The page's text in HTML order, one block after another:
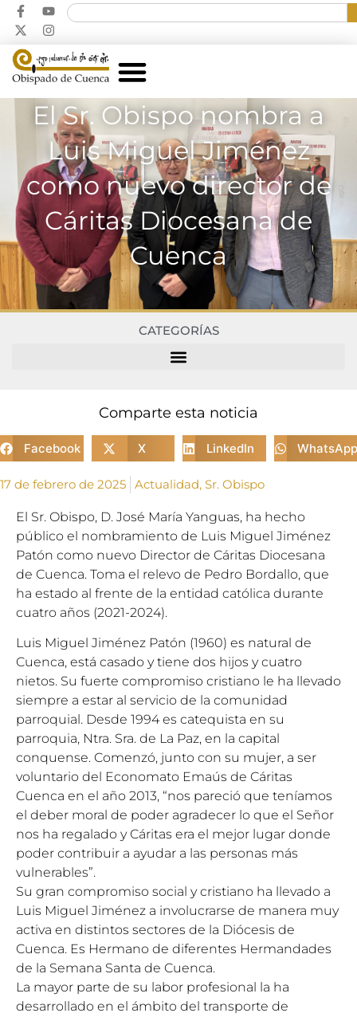
El Sr. Obispo nombra a
Luis Miguel Jiménez
como nuevo director de
Cáritas Diocesana de
Cuenca
CATEGORÍAS
Comparte esta noticia
Facebook X LinkedIn WhatsApp
17 de febrero de 2025 Actualidad, Sr. Obispo
El Sr. Obispo, D. José María Yanguas, ha hecho
público el nombramiento de Luis Miguel Jiménez
Patón como nuevo Director de Cáritas Diocesana
de Cuenca. Toma el relevo de Pedro Bordallo, que
ha estado al frente de la entidad católica durante
cuatro años (2021-2024).
Luis Miguel Jiménez Patón (1960) es natural de
Cuenca, está casado y tiene dos hijos y cuatro
nietos. Su fuerte compromiso cristiano le ha llevado
siempre a estar al servicio de la comunidad
parroquial. Desde 1994 es catequista en su
parroquia, Ntra. Sra. de La Paz, en la capital
conquense. Comenzó, junto con su mujer, a ser
voluntario del Economato Emaús de Cáritas
Cuenca en el año 2013, “nos pareció que teníamos
el deber moral de poder agradecer lo que el Señor
nos ha regalado y Cáritas era el mejor lugar donde
poder contribuir a ayudar a las personas más
vulnerables”.
Su gran compromiso social y cristiano ha llevado a
Luis Miguel Jiménez a involucrarse de manera muy
activa en distintos sectores de la Diócesis de
Cuenca. Es Hermano de diferentes Hermandades
de la Semana Santa de Cuenca.
La mayor parte de su labor profesional la ha
desarrollado en el ámbito del transporte de